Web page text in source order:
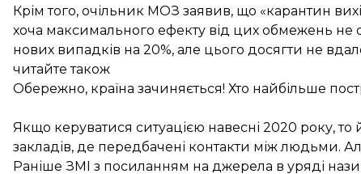
Крім того, очільник МОЗ заявив, що «карантин
хоча максимального ефекту від цих обмежень не
нових випадків на 20%, але цього досягти не
читайте також
Обережно, країна зачиняється! Хто найбільше
Якщо керуватися ситуацією навесні 2020 року,
закладів, де передбачені контакти між людьми.
Раніше ЗМІ з посиланням на джерела в уряді